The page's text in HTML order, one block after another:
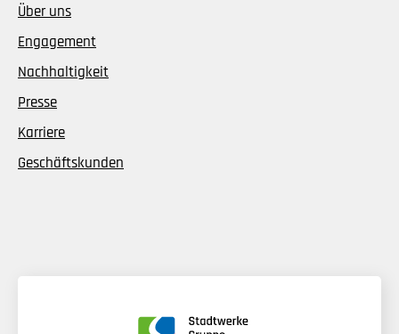
Über uns
Engagement
Nachhaltigkeit
Presse
Karriere
Geschäftskunden